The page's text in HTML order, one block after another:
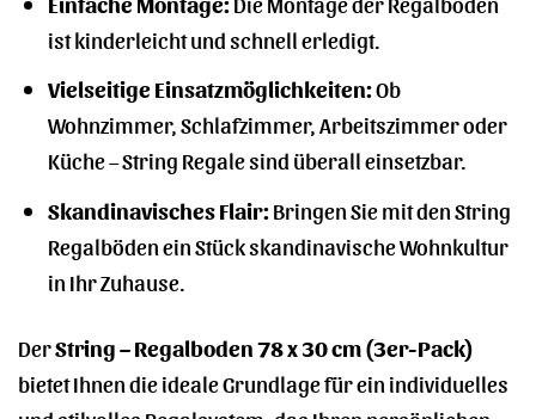
ist kinderleicht und schnell erledigt.
Vielseitige Einsatzmöglichkeiten:Ob
Wohnzimmer, Schlafzimmer, Arbeitszimmer oder
Küche – String Regale sind überall einsetzbar.
Skandinavisches Flair:Bringen Sie mit den String
Regalböden ein Stück skandinavische Wohnkultur
in Ihr Zuhause.
DerString – Regalboden 78 x 30 cm (3er-Pack)
bietet Ihnen die ideale Grundlage für ein individuelles